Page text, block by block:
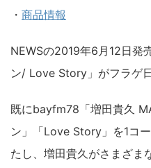
・ 商品情報
NEWSの2019年6月12日発
ン/ Love Story」がフラゲ
既にbayfm78「増田貴久
ン」「Love Story」を1コ
たし、増田貴久がさまざま